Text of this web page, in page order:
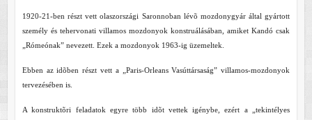
1920-21-ben részt vett olaszországi Saronnoban lévõ mozdonygyár által gyártott
személy és tehervonati villamos mozdonyok konstruálásában, amiket Kandó csak
„Rómeónak” nevezett. Ezek a mozdonyok 1963-ig üzemeltek.
Ebben az idõben részt vett a „Paris-Orleans Vasúttársaság” villamos-mozdonyok
tervezésében is.
A konstruktõri feladatok egyre több idõt vettek igénybe, ezért a „tekintélyes